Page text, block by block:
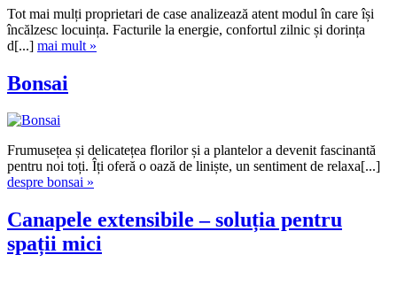
Tot mai mulți proprietari de case analizează atent modul în care își
încălzesc locuința. Facturile la energie, confortul zilnic și dorința
d[...] mai mult »
Bonsai
Frumusețea și delicatețea florilor și a plantelor a devenit fascinantă
pentru noi toți. Îți oferă o oază de liniște, un sentiment de relaxa[...]
despre bonsai »
Canapele extensibile – soluția pentru
spații mici